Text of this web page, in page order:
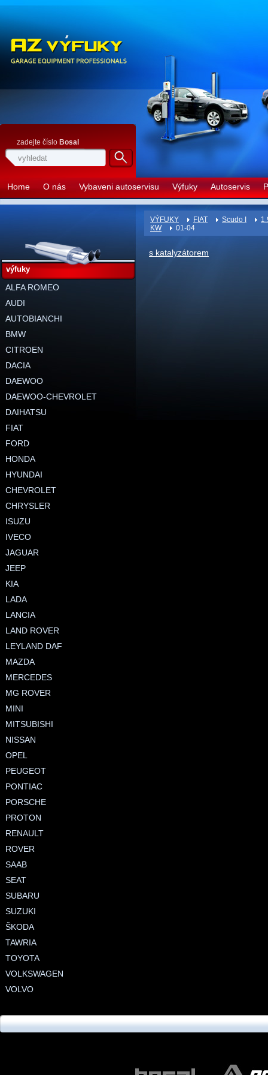
Home O nás Vybaveni autoservisu Výfuky Autoservis
zadejte číslo Bosal
VÝFUKY FIAT Scudo I
KW
01-04
s katalyzátorem
výfuky
ALFA ROMEO
AUDI
AUTOBIANCHI
BMW
CITROEN
DACIA
DAEWOO
DAEWOO-CHEVROLET
DAIHATSU
FIAT
FORD
HONDA
HYUNDAI
CHEVROLET
CHRYSLER
ISUZU
IVECO
JAGUAR
JEEP
KIA
LADA
LANCIA
LAND ROVER
LEYLAND DAF
MAZDA
MERCEDES
MG ROVER
MINI
MITSUBISHI
NISSAN
OPEL
PEUGEOT
PONTIAC
PORSCHE
PROTON
RENAULT
ROVER
SAAB
SEAT
SUBARU
SUZUKI
ŠKODA
TAWRIA
TOYOTA
VOLKSWAGEN
VOLVO